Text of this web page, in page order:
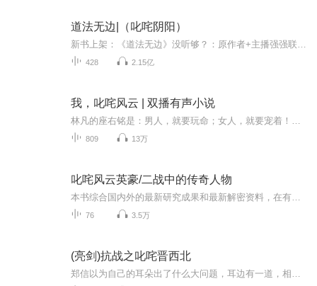
道法无边|（叱咤阴阳）
428 2.15亿
我，叱咤风云 | 双播有声小说
809 13万
叱咤风云英豪/二战中的传奇人物
76 3.5万
(亮剑)抗战之叱咤晋西北